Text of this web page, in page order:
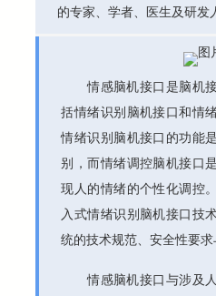
的专家、学者、医生及研发
情感脑机接口是脑机
括情绪识别脑机接口和情
情绪识别脑机接口的功能
别，而情绪调控脑机接口
现人的情绪的个性化调控
入式情绪识别脑机接口技
统的技术规范、安全性要求
情感脑机接口与涉及